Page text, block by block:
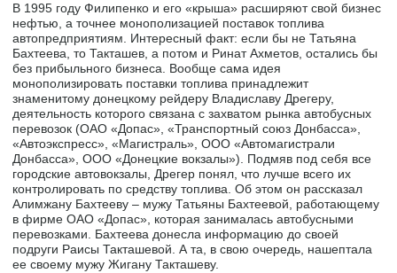
В 1995 году Филипенко и его «крыша» расширяют свой бизнес
нефтью, а точнее монополизацией поставок топлива
автопредприятиям. Интересный факт: если бы не Татьяна
Бахтеева, то Такташев, а потом и Ринат Ахметов, остались бы
без прибыльного бизнеса. Вообще сама идея
монополизировать поставки топлива принадлежит
знаменитому донецкому рейдеру Владиславу Дрегеру,
деятельность которого связана с захватом рынка автобусных
перевозок (ОАО «Допас», «Транспортный союз Донбасса»,
«Автоэкспресс», «Магистраль», ООО «Автомагистрали
Донбасса», ООО «Донецкие вокзалы»). Подмяв под себя все
городские автовокзалы, Дрегер понял, что лучше всего их
контролировать по средству топлива. Об этом он рассказал
Алимжану Бахтееву – мужу Татьяны Бахтеевой, работающему
в фирме ОАО «Допас», которая занималась автобусными
перевозками. Бахтеева донесла информацию до своей
подруги Раисы Такташевой. А та, в свою очередь, нашептала
ее своему мужу Жигану Такташеву.